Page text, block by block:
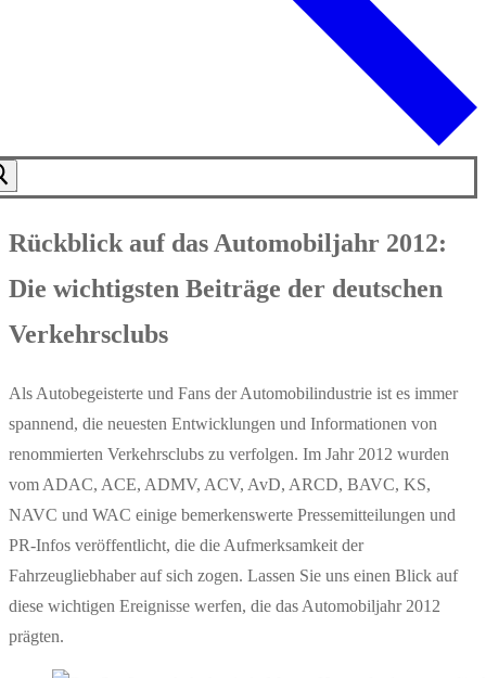
Rückblick auf das Automobiljahr 2012:
Die wichtigsten Beiträge der deutschen
Verkehrsclubs
Als Autobegeisterte und Fans der Automobilindustrie ist es immer
spannend, die neuesten Entwicklungen und Informationen von
renommierten Verkehrsclubs zu verfolgen. Im Jahr 2012 wurden
vom ADAC, ACE, ADMV, ACV, AvD, ARCD, BAVC, KS,
NAVC und WAC einige bemerkenswerte Pressemitteilungen und
PR-Infos veröffentlicht, die die Aufmerksamkeit der
Fahrzeugliebhaber auf sich zogen. Lassen Sie uns einen Blick auf
diese wichtigen Ereignisse werfen, die das Automobiljahr 2012
prägten.